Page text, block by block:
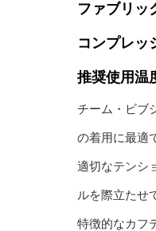
ファブリッ
コンプレッ
推奨使用温
チーム・ビブ
の着用に最適
適切なテンシ
ルを際立たせ
特徴的なカフ